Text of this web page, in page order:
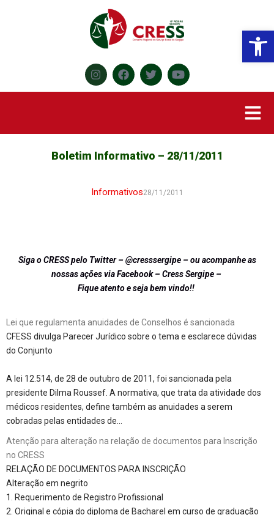
Boletim Informativo – 28/11/2011
Informativos28/11/2011
Siga o CRESS pelo Twitter – @cresssergipe – ou acompanhe as
nossas ações via Facebook – Cress Sergipe –
Fique atento e seja bem vindo!!
Lei que regulamenta anuidades de Conselhos é sancionada
CFESS divulga Parecer Jurídico sobre o tema e esclarece dúvidas
do Conjunto
A lei 12.514, de 28 de outubro de 2011, foi sancionada pela
presidente Dilma Roussef. A normativa, que trata da atividade dos
médicos residentes, define também as anuidades a serem
cobradas pelas entidades de…
Atenção para alteração na relação de documentos para Inscrição
no CRESS
RELAÇÃO DE DOCUMENTOS PARA INSCRIÇÃO
Alteração em negrito
1. Requerimento de Registro Profissional
2. Original e cópia do diploma de Bacharel em curso de graduação